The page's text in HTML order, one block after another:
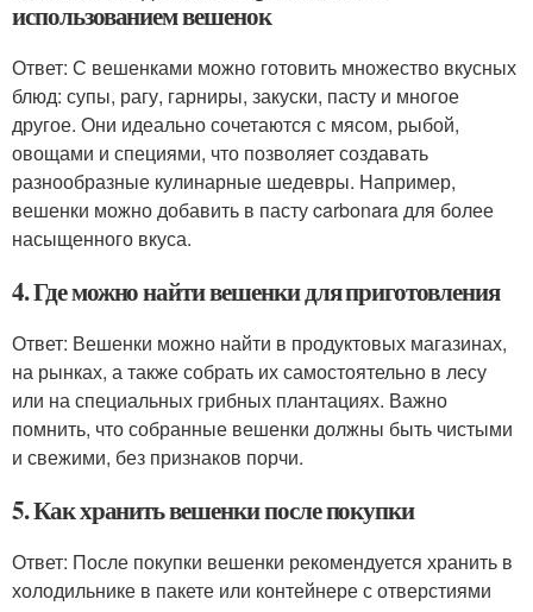
использованием вешенок
Ответ: С вешенками можно готовить множество вкусных
блюд: супы, рагу, гарниры, закуски, пасту и многое
другое. Они идеально сочетаются с мясом, рыбой,
овощами и специями, что позволяет создавать
разнообразные кулинарные шедевры. Например,
вешенки можно добавить в пасту carbonara для более
насыщенного вкуса.
4. Где можно найти вешенки для приготовления
Ответ: Вешенки можно найти в продуктовых магазинах,
на рынках, а также собрать их самостоятельно в лесу
или на специальных грибных плантациях. Важно
помнить, что собранные вешенки должны быть чистыми
и свежими, без признаков порчи.
5. Как хранить вешенки после покупки
Ответ: После покупки вешенки рекомендуется хранить в
холодильнике в пакете или контейнере с отверстиями